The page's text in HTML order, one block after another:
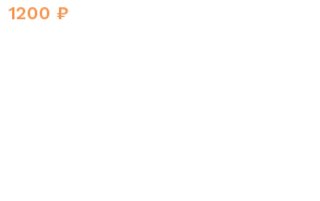
1200₽